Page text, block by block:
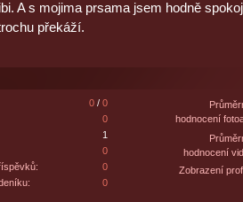
A s mojima prsama jsem hodně
překáží.
0/ 0
0
1
0
0
0
hodnocení
hodnocení
Zobrazení